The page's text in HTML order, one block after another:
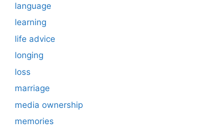
language
learning
life advice
longing
loss
marriage
media ownership
memories